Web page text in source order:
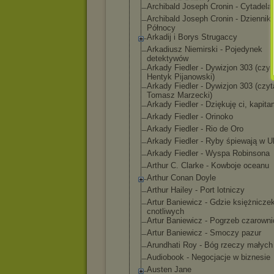
Archibald Joseph Cronin - Cytadela
Archibald Joseph Cronin - Dziennik
Północy
Arkadij i Borys Strugaccy
Arkadiusz Niemirski - Pojedynek
detektywów
Arkady Fiedler - Dywizjon 303 (czyta
Hentyk Pijanowski)
Arkady Fiedler - Dywizjon 303
Tomasz Marzecki)
Arkady Fiedler - Dziękuję ci,
Arkady Fiedler - Orinoko
Arkady Fiedler - Rio de Oro
Arkady Fiedler - Ryby śpiewają w
Arkady Fiedler - Wyspa Robinsona
Arthur C. Clarke - Kowboje oceanu
Arthur Conan Doyle
Arthur Hailey - Port lotniczy
Artur Baniewicz - Gdzie
cnotliwych
Artur Baniewicz - Pogrzeb
Artur Baniewicz - Smoczy pazur
Arundhati Roy - Bóg rzeczy małych
Audiobook - Negocjacje w biznesie
Austen Jane